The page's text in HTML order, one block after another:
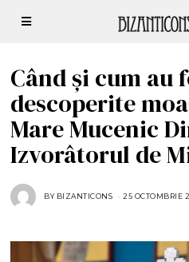
Când și cum au
descoperite
Mare Mucenic
Izvorâtorul de
BY BIZANTICONS 25 OCTOMBRIE